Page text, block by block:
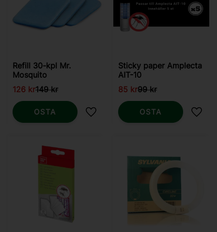
Refill 30-kpl Mr.
Mosquito
126 kr149kr
Lisää suosikiksi
OSTA
Sticky paper Amplecta
AIT-10
85 kr99kr
OSTA